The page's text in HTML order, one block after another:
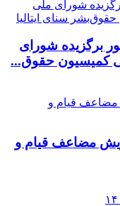
برگزیده شورای
کمیسیون حقوق‌...
رویش مضاعف قیام و